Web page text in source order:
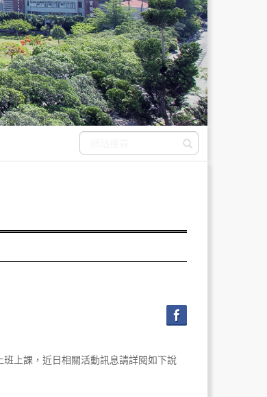
上課，近日相關活動訊息請詳閱如下說